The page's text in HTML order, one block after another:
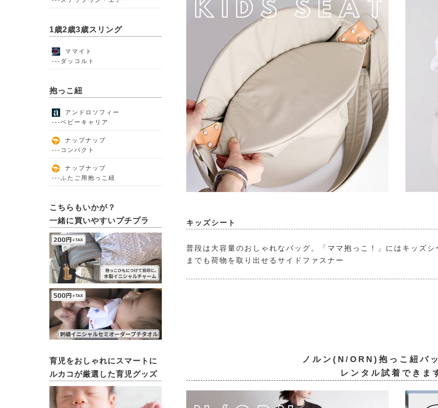
キッズシート
普段は大容量のおしゃれなバッグ。「ママ抱っこ！」にはキッズ
までも荷物を取り出せるサイドファスナー
ノルン(N/ORN)抱っこ紐バ
レンタル試着できま
1歳2歳3歳スリング
ママイト
---ダッコルト
抱っこ紐
アンドロソフィー
---ベビーキャリア
ナップナップ
---コンパクト
ナップナップ
---ふたご用抱っこ紐
こちらもいかが？
一緒に買いやすいプチプラ
育児をおしゃれにスマートに
ルカコが厳選した育児グッズ